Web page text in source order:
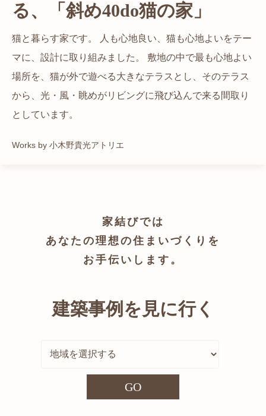
る、「斜め40do猫の家」
猫と暮らす家です。 人も心地良い、猫も心地よいをテー
マに、設計に取り組みました。 敷地の中で最も心地よい
場所を、猫が外で遊べる大きなテラスとし、そのテラス
から、光・風・眺めがリビングに飛び込んで来る間取り
としています。
Works by 小木野貴光アトリエ
都心でありながらも緑の多いエリアです。 その緑の借景
も取り入れること、窓の配置を工夫することで、光を取
り入れながらも、カーテンを閉じずに生活できる様設計
しています。
自然の中の岩山を切り開いて造った、ワイルドなゲスト
ハウスをイメージした空間が広がる都市型住宅です。
かつての機織り工場が、その趣を残しつつ孫世帯の住居
へと蘇りました。
家結びでは
あなたの理想の住まいづくりを
お手伝いします。
建築事例を見に行く
GO